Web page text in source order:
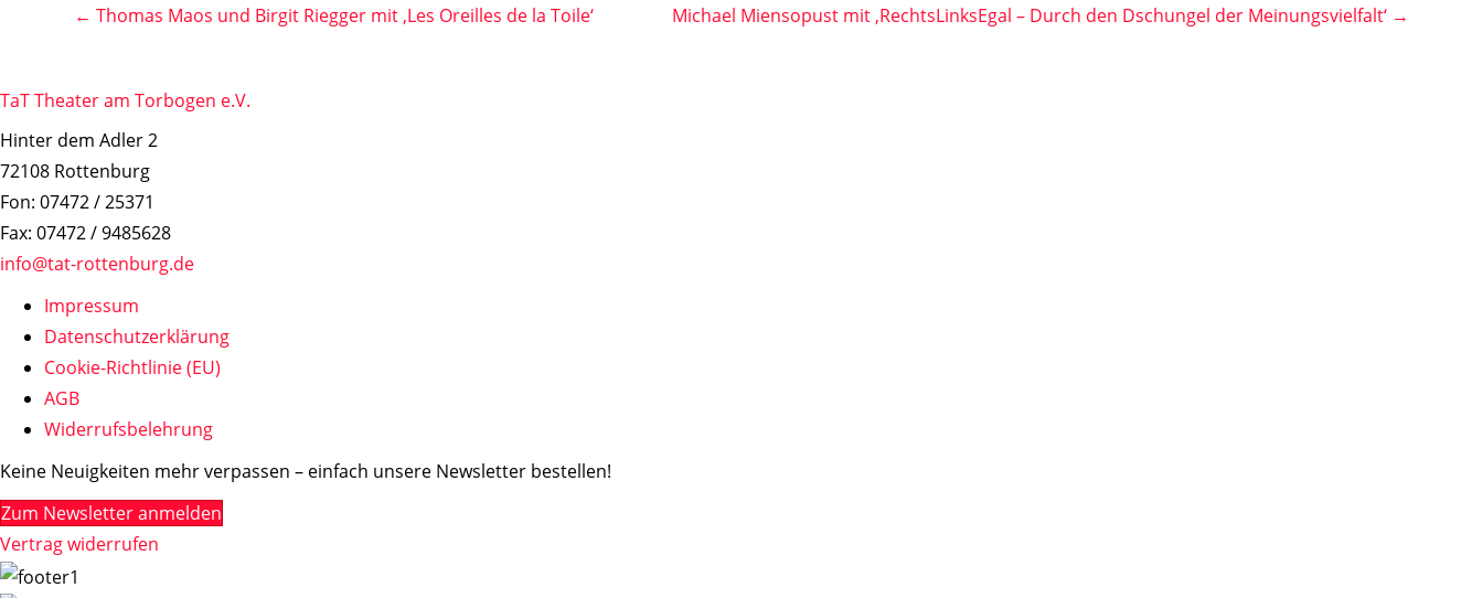
← Thomas Maos und Birgit Riegger mit ‚Les Oreilles de la Toile‘ Michael Miensopust mit ,RechtsLinksEgal – Durch den Dschungel der Meinungsvielfalt‘ →
TaT Theater am Torbogen e.V.
Hinter dem Adler 2
72108 Rottenburg
Fon: 07472 / 25371
Fax: 07472 / 9485628
info@tat-rottenburg.de
Impressum
Datenschutzerklärung
Cookie-Richtlinie (EU)
AGB
Widerrufsbelehrung
Keine Neuigkeiten mehr verpassen – einfach unsere Newsletter bestellen!
Zum Newsletter anmelden
Vertrag widerrufen